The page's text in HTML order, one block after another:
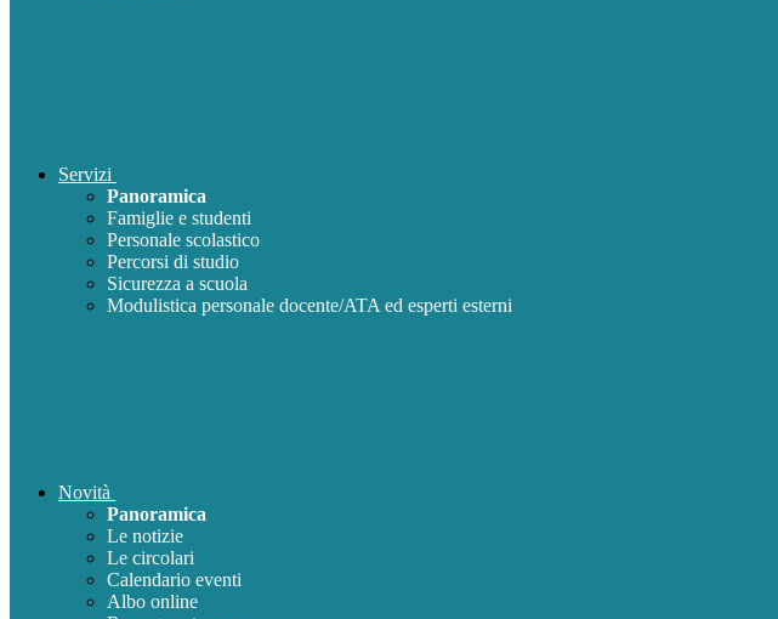
Servizi
Panoramica
Famiglie e studenti
Personale scolastico
Percorsi di studio
Sicurezza a scuola
Modulistica personale docente/ATA ed esperti esterni
Novità
Panoramica
Le notizie
Le circolari
Calendario eventi
Albo online